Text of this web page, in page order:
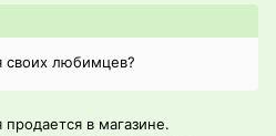
своих любимцев?
в магазине.